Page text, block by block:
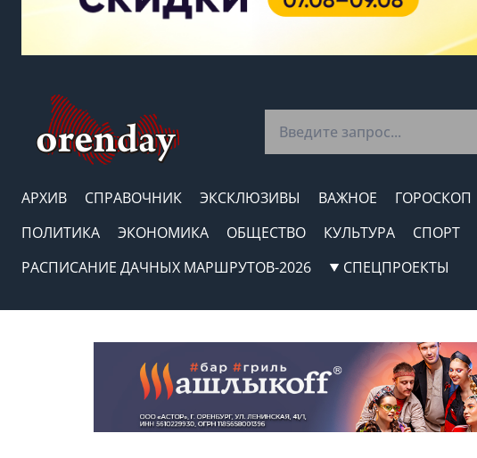
АРХИВ СПРАВОЧНИК ЭКСКЛЮЗИВЫ ВАЖНОЕ ГОРОСКОП
ПОЛИТИКА
ЭКОНОМИКА ОБЩЕСТВО КУЛЬТУРА СПОРТ
РАСПИСАНИЕ ДАЧНЫХ МАРШРУТОВ-2026
СПЕЦПРОЕКТЫ